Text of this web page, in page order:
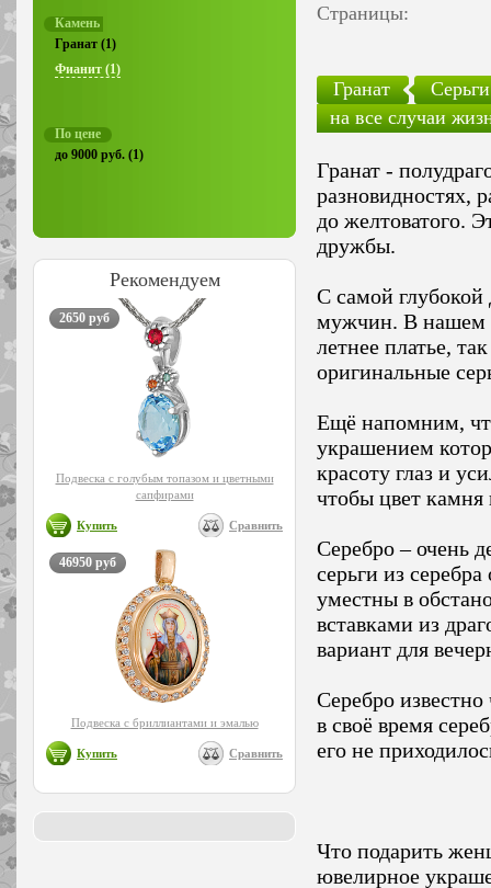
Камень
Гранат (1)
Фианит (1)
По цене
до 9000 руб. (1)
Рекомендуем
Подвеска с голубым топазом и цветными
сапфирами
2650 руб
Купить Сравнить
Подвеска с бриллиантами и эмалью
46950 руб
Купить Сравнить
Страницы:
Гранат
Серьги
на все случаи
Гранат -
разновидностях,
до желтоватого.
дружбы.
С самой
мужчин. В нашем
летнее платье,
оригинальные
Ещё напомним,
украшением
красоту глаз и
чтобы цвет камня
Серебро – очень
серьги из
уместны в
вставками из
вариант для
Серебро
в своё время
его не
Что подарить
ювелирное